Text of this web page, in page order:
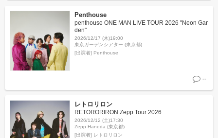
Penthouse
penthouse ONE MAN LIVE TOUR 2026 "Neon Gar
den"
2026/12/17 (木)19:00
東京ガーデンシアター (東京都)
[出演者] Penthouse
--
レトロリロン
RETORORIRON Zepp Tour 2026
2026/12/12 (土)17:30
Zepp Haneda (東京都)
[出演者] レトロリロン